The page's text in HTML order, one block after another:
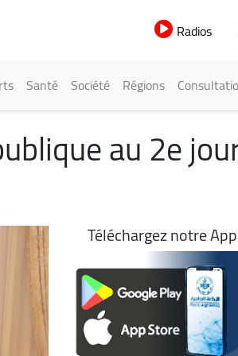
Radios
Santé Société Régions
au 2e
Téléchargez notre